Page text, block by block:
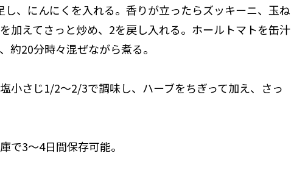
し、にんにくを入れる。香りが立ったらズッキーニ、玉ね
加えてさっと炒め、2を戻し入れる。ホールトマトを缶汁
約20分時々混ぜながら煮る。
小さじ1/2～2/3で調味し、ハーブをちぎって加え、さっ
で3～4日間保存可能。